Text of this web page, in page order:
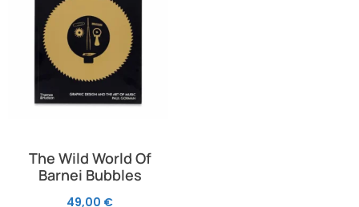
The Wild World Of
Barnei Bubbles
49,00 €